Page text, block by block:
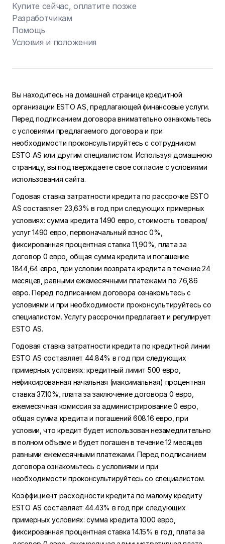
Купите сейчас, оплатите позже
Разработчикам
Помощь
Условия и положения
Вы находитесь на домашней странице кредитной
организации ESTO AS, предлагающей финансовые услуги.
Перед подписанием договора внимательно ознакомьтесь
с условиями предлагаемого договора и при
необходимости проконсультируйтесь с сотрудником
ESTO AS или другим специалистом. Используя домашнюю
страницу, вы подтверждаете свое согласие с условиями
использования сайта.
Годовая ставка затратности кредита по рассрочке ESTO
AS составляет 23,63% в год при следующих примерных
условиях: сумма кредита 1490 евро, стоимость товаров/
услуг 1490 евро, первоначальный взнос 0%,
фиксированная процентная ставка 11,90%, плата за
договор 0 евро, общая сумма кредита и погашение
1844,64 евро, при условии возврата кредита в течение 24
месяцев, равными ежемесячными платежами по 76,86
евро. Перед подписанием договора ознакомьтесь с
условиями и при необходимости проконсультируйтесь со
специалистом. Услугу рассрочки предлагает и регулирует
ESTO AS.
Годовая ставка затратности кредита по кредитной линии
ESTO AS составляет 44.84% в год при следующих
примерных условиях: кредитный лимит 500 евро,
нефиксированная начальная (максимальная) процентная
ставка 37.10%, плата за заключение договора 0 евро,
ежемесячная комиссия за администрирование 0 евро,
общая сумма кредита и погашений 608.16 евро, при
условии, что кредит будет использован незамедлительно
в полном объеме и будет погашен в течение 12 месяцев
равными ежемесячными платежами. Перед подписанием
договора ознакомьтесь с условиями и при
необходимости проконсультируйтесь со специалистом.
Коэффициент расходности кредита по малому кредиту
ESTO AS составляет 44.43% в год при следующих
примерных условиях: сумма кредита 1000 евро,
фиксированная процентная ставка 14.15% в год, плата за